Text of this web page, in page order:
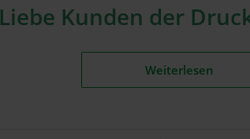
Liebe Kunden der
Weiterlesen